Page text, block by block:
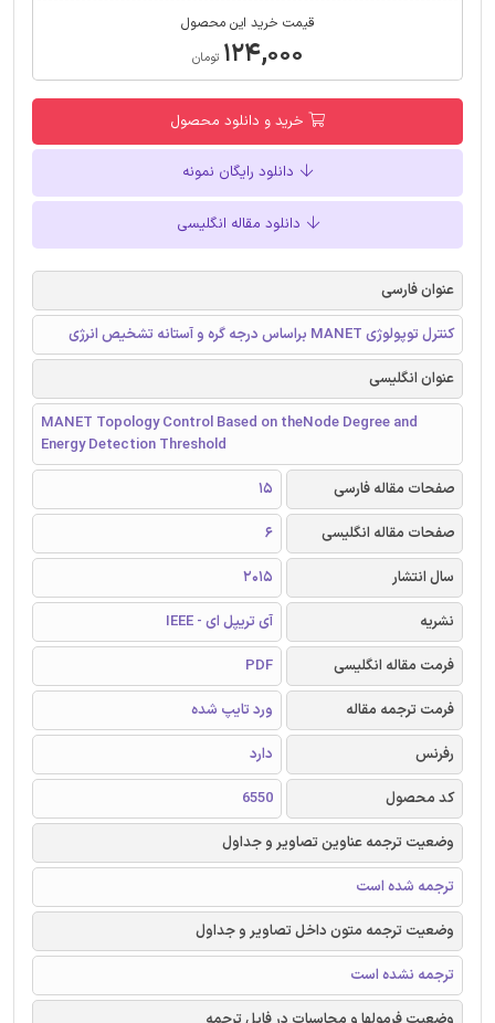
قیمت خرید این محصول
۱۲۴,۰۰۰ تومان
خرید و دانلود محصول
دانلود رایگان نمونه
دانلود مقاله انگلیسی
عنوان فارسی
کنترل توپولوژی MANET براساس درجه گره و آستانه تشخیص انرژی
عنوان انگلیسی
MANET Topology Control Based on theNode Degree and
Energy Detection Threshold
صفحات مقاله فارسی
15
صفحات مقاله انگلیسی
6
سال انتشار
2015
نشریه
آی تریپل ای - IEEE
فرمت مقاله انگلیسی
PDF
فرمت ترجمه مقاله
ورد تایپ شده
رفرنس
دارد
کد محصول
6550
وضعیت ترجمه عناوین تصاویر و جداول
ترجمه شده است
وضعیت ترجمه متون داخل تصاویر و جداول
ترجمه نشده است